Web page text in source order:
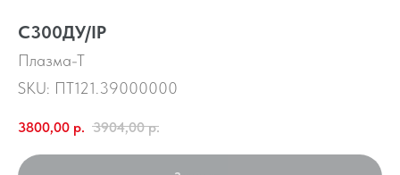
С300ДУ/IP
Плазма-Т
SKU: ПТ121.39000000
3800,00 р. 3904,00 р.